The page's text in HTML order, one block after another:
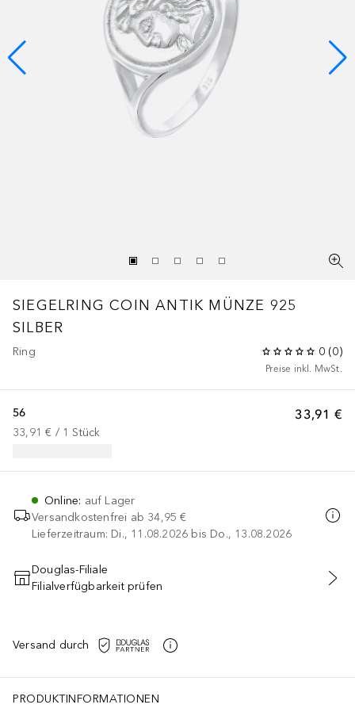
SIEGELRING COIN ANTIK MÜNZE 925
SILBER
Ring 0 (0)
Preise inkl. MwSt.
33,91 €
56
33,91 € / 1 Stück
Online: auf Lager
Versandkostenfrei ab 34,95 €
Lieferzeitraum: Di., 11.08.2026 bis Do., 13.08.2026
IN DEN WARENKORB
Douglas-Filiale
Filialverfügbarkeit prüfen
Versand durch
PRODUKTINFORMATIONEN